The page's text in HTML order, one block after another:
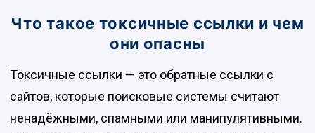
Что такое токсичные ссылки и чем
они опасны
Токсичные ссылки — это обратные ссылки с
сайтов, которые поисковые системы считают
ненадёжными, спамными или манипулятивными.